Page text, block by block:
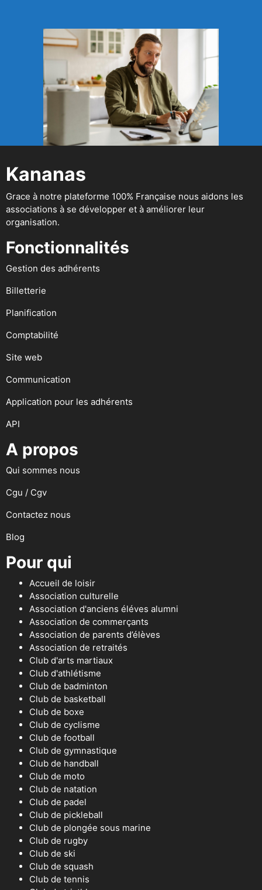
Kananas
Grace à notre plateforme 100% Française nous aidons les
associations à se développer et à améliorer leur
organisation.
Fonctionnalités
Gestion des adhérents
Billetterie
Planification
Comptabilité
Site web
Communication
Application pour les adhérents
API
A propos
Qui sommes nous
Cgu / Cgv
Contactez nous
Blog
Pour qui
Accueil de loisir
Association culturelle
Association d'anciens éléves alumni
Association de commerçants
Association de parents d’élèves
Association de retraités
Club d'arts martiaux
Club d'athlétisme
Club de badminton
Club de basketball
Club de boxe
Club de cyclisme
Club de football
Club de gymnastique
Club de handball
Club de moto
Club de natation
Club de padel
Club de pickleball
Club de plongée sous marine
Club de rugby
Club de ski
Club de squash
Club de tennis